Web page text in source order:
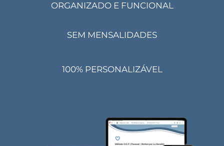
ORGANIZADO E FUNCIONAL
SEM MENSALIDADES
100% PERSONALIZÁVEL